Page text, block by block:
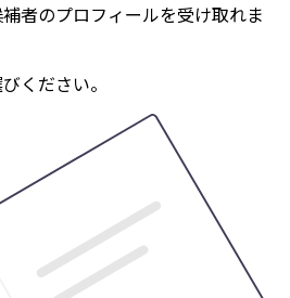
者のプロフィールを受け取れま
ください。